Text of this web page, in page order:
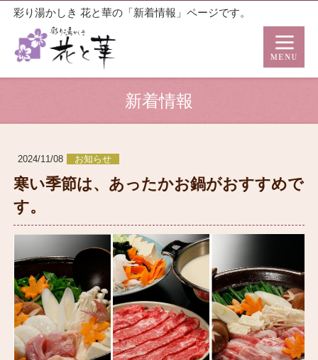
彩り湯かしき 花と華の「新着情報」ページです。
新着情報
2024/11/08 お知らせ
寒い季節は、あったかお鍋がおすすめで
す。